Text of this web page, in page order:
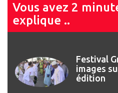
Vous avez 2
explique ..
Festival
Vallaud-
marque